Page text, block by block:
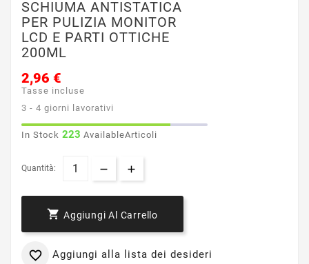
SCHIUMA ANTISTATICA
PER PULIZIA MONITOR
LCD E PARTI OTTICHE
200ML
2,96 €
Tasse incluse
3 - 4 giorni lavorativi
In Stock 223 AvailableArticoli
Quantità:
 Aggiungi Al Carrello
 Aggiungi alla lista dei desideri